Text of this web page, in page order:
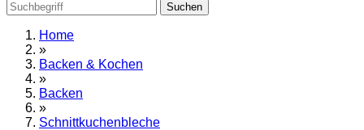
Suchen
Home
»
Backen & Kochen
»
Backen
»
Schnittkuchenbleche